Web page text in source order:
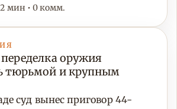
мин • 0 комм.
оружия
тюрьмой и крупным
суд вынес приговор 44-